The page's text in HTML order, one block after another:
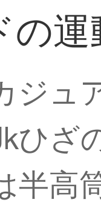
運
ジ
ひざ
半高